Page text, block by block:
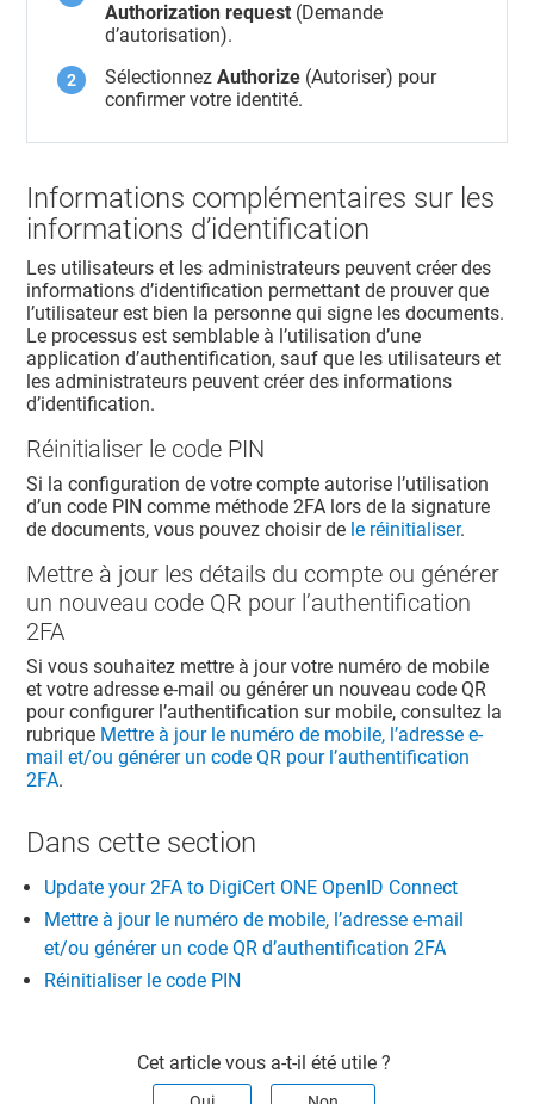
Authorization request (Demande
d’autorisation).
SélectionnezAuthorize (Autoriser) pour
confirmer votre identité.
Informations complémentaires sur les
informations d’identification
Les utilisateurs et les administrateurs peuvent créer des
informations d’identification permettant de prouver que
l’utilisateur est bien la personne qui signe les documents.
Le processus est semblable à l’utilisation d’une
application d’authentification, sauf que les utilisateurs et
les administrateurs peuvent créer des informations
d’identification.
Réinitialiser le code PIN
Si la configuration de votre compte autorise l’utilisation
d’un code PIN comme méthode 2FA lors de la signature
de documents, vous pouvez choisir de le réinitialiser.
Mettre à jour les détails du compte ou générer
un nouveau code QR pour l’authentification
2FA
Si vous souhaitez mettre à jour votre numéro de mobile
et votre adresse e-mail ou générer un nouveau code QR
pour configurer l’authentification sur mobile, consultez la
rubrique Mettre à jour le numéro de mobile, l’adresse e-
mail et/ou générer un code QR pour l’authentification
2FA.
Dans cette section​
Update your 2FA to DigiCert ONE OpenID Connect
Mettre à jour le numéro de mobile, l’adresse e-mail
et/ou générer un code QR d’authentification 2FA
Réinitialiser le code PIN
Cet article vous a-t-il été utile ?